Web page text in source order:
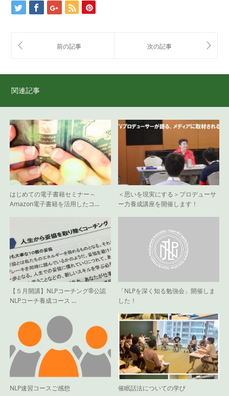
関連記事
はじめての電子書籍セミナー～
Amazon電子書籍を活用したコ…
＜思いを現実にする＞プロデューサ
ー力養成講座を開催します！
【５月開講】NLPコーチング®︎公認
NLPコーチ養成コース …
「NLPを深く知る勉強会」開催しま
した！
NLP速習コースご感想 催眠話法についての学び